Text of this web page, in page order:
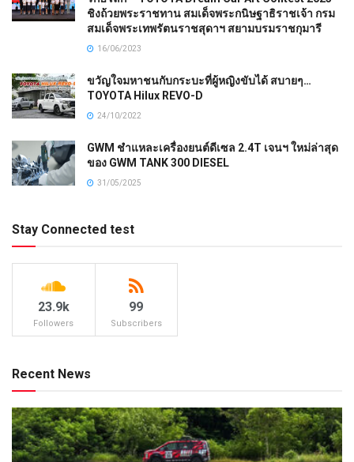
ชิงถ้วยพระราชทาน สมเด็จพระกนิษฐาธิราชเจ้า กรม
สมเด็จพระเทพรัตนราชสุดาฯ สยามบรมราชกุมารี
16/06/2023
ขวัญใจมหาชนกับกระบะที่ผู้หญิงขับได้ สบายๆ…
TOYOTA Hilux REVO-D
24/10/2022
GWM ชำแหละเครื่องยนต์ดีเซล 2.4T เจนฯ ใหม่ล่าสุด
ของ GWM TANK 300 DIESEL
31/05/2025
Stay Connected test
23.9k
Followers
99
Subscribers
Recent News